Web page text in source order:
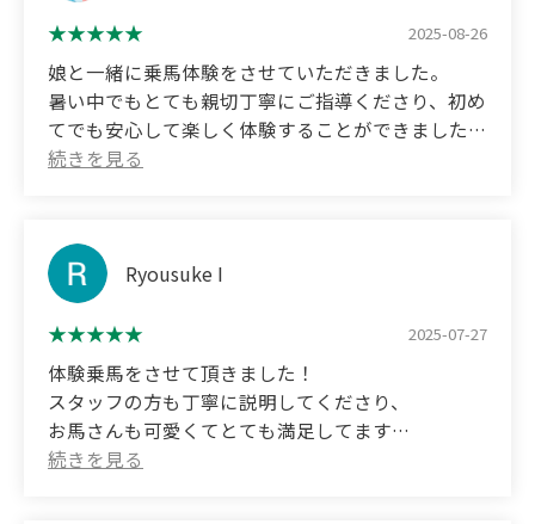
It was just the right time for the autumn leaves to
change color, so it was great that we could enjoy
the scenery together.
Thank you very much!
体験後にはニンジンをあげて、馬と触れ合うことも
ても優しい子で、すごく癒されました。(すごく人
懐っこいねこちゃんとも触れ合えて、ラッキーでし
た！)
す！
乗馬に興味がある方にはぜひおすすめしたいです。
(Translated by Google)
I became interested in equestrian sports after
seeing an equestrian competition, so I decided to
come and try horseback riding!
2025-08-26
娘と一緒に乗馬体験をさせていただきました。
暑い中でもとても親切丁寧にご指導くださり、初め
てでも安心して楽しく体験することができました。
雄雅さんも、わかりやすく丁寧に説明してくださ
り、さらに楽しいお話で場を和ませていただいたの
で、とてもリラックスして乗馬できました。
のですが、結果的に大正解でした。気になる方はぜ
ひ靴を用意して行かれると良いと思います。
また、おやつとして持参したニンジンをラブちゃん
Ryousuke I
2025-07-27
体験乗馬をさせて頂きました！
スタッフの方も丁寧に説明してくださり、
お馬さんも可愛くてとても満足してます